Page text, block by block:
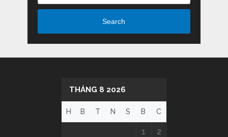
Search
THÁNG 8 2026
H B T N S B C
1 2